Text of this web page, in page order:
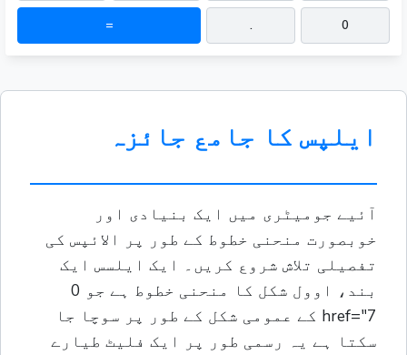
0
.
=
ایلپس کا جامع جائزہ
آئیے جومیٹری میں ایک بنیادی اور
خوبصورت منحنی خطوط کے طور پر الائپس کی
تفصیلی تلاش شروع کریں۔ ایک ایلسس ایک
بند، اوول شکل کا منحنی خطوط ہے جو 0
href="7 کے عمومی شکل کے طور پر سوچا جا
سکتا ہے یہ رسمی طور پر ایک فلیٹ طیارے